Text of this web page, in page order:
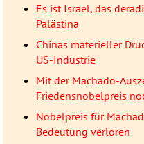
Es ist Israel, das
Palästina
Chinas materieller
US-Industrie
Mit der Machado-
Friedensnobelpreis
Nobelpreis für
Bedeutung verloren